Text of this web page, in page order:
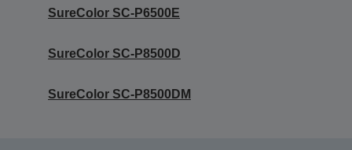
SureColor SC-P6500E
SureColor SC-P8500D
SureColor SC-P8500DM